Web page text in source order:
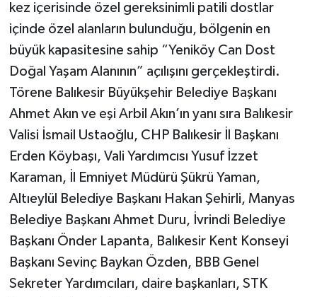
kez içerisinde özel gereksinimli patili dostlar
içinde özel alanların bulunduğu, bölgenin en
büyük kapasitesine sahip “Yeniköy Can Dost
Doğal Yaşam Alanının” açılışını gerçekleştirdi.
Törene Balıkesir Büyükşehir Belediye Başkanı
Ahmet Akın ve eşi Arbil Akın’ın yanı sıra Balıkesir
Valisi İsmail Ustaoğlu, CHP Balıkesir İl Başkanı
Erden Köybaşı, Vali Yardımcısı Yusuf İzzet
Karaman, İl Emniyet Müdürü Şükrü Yaman,
Altıeylül Belediye Başkanı Hakan Şehirli, Manyas
Belediye Başkanı Ahmet Duru, İvrindi Belediye
Başkanı Önder Lapanta, Balıkesir Kent Konseyi
Başkanı Sevinç Baykan Özden, BBB Genel
Sekreter Yardımcıları, daire başkanları, STK